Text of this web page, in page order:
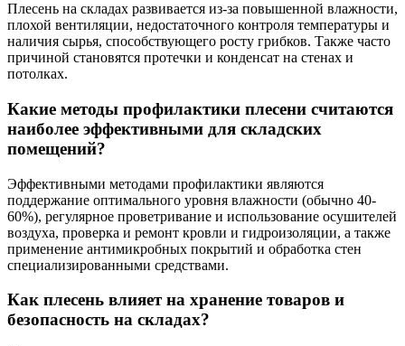
Плесень на складах развивается из-за повышенной влажности,
плохой вентиляции, недостаточного контроля температуры и
наличия сырья, способствующего росту грибков. Также часто
причиной становятся протечки и конденсат на стенах и
потолках.
Какие методы профилактики плесени считаются
наиболее эффективными для складских
помещений?
Эффективными методами профилактики являются
поддержание оптимального уровня влажности (обычно 40-
60%), регулярное проветривание и использование осушителей
воздуха, проверка и ремонт кровли и гидроизоляции, а также
применение антимикробных покрытий и обработка стен
специализированными средствами.
Как плесень влияет на хранение товаров и
безопасность на складах?